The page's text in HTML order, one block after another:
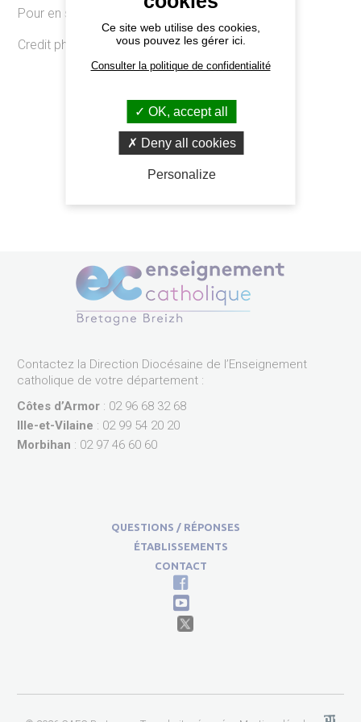
Pour en savoir plus : Actu.fr
Credit photo : Catherine Betty
Retourner à l'agenda
Contactez la Direction Diocésaine de l’Enseignement
catholique de votre département :
Côtes d’Armor : 02 96 68 32 68
Ille-et-Vilaine : 02 99 54 20 20
Morbihan : 02 97 46 60 60
QUESTIONS / RÉPONSES
ÉTABLISSEMENTS
CONTACT
Ce site web utilise des cookies,
vous pouvez les gérer ici.
Consulter la politique de confidentialité
OK, accept all
Deny all cookies
Personalize